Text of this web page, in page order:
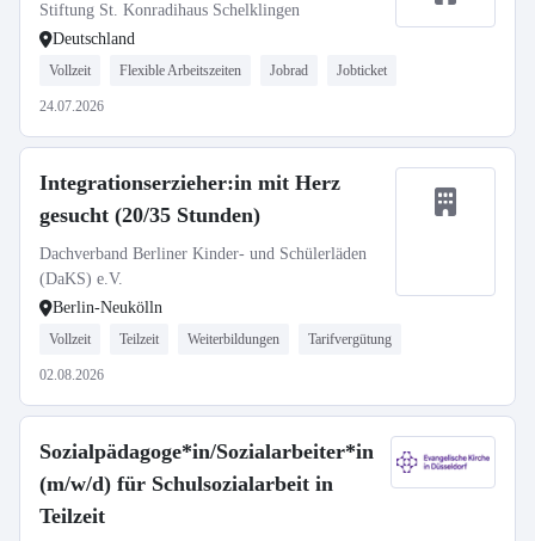
Stiftung St. Konradihaus Schelklingen
Deutschland
Vollzeit Flexible Arbeitszeiten Jobrad Jobticket
24.07.2026
Integrationserzieher:in mit Herz
gesucht (20/35 Stunden)
Dachverband Berliner Kinder- und Schülerläden
(DaKS) e.V.
Berlin-Neukölln
Vollzeit Teilzeit Weiterbildungen Tarifvergütung
02.08.2026
Sozialpädagoge*in/Sozialarbeiter*in
(m/w/d) für Schulsozialarbeit in
Teilzeit